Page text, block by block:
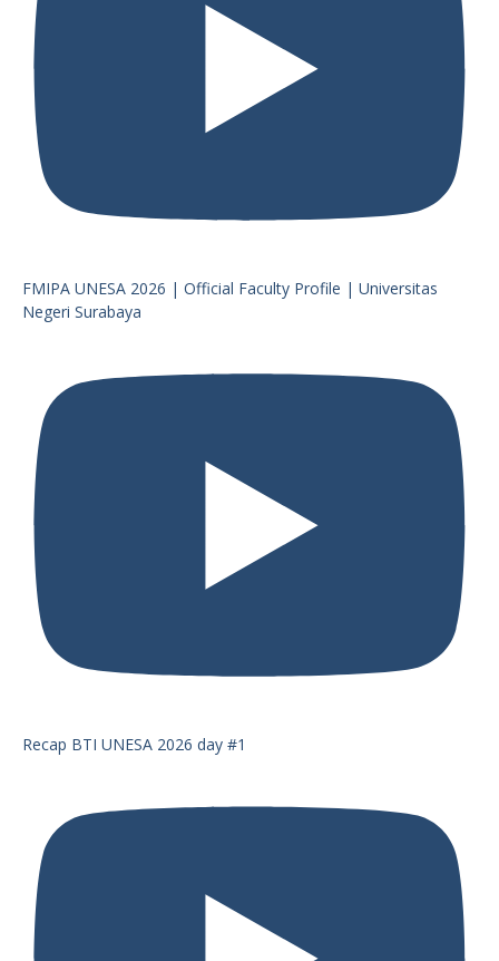
FMIPA UNESA 2026 | Official Faculty Profile | Universitas
Negeri Surabaya
Recap BTI UNESA 2026 day #1